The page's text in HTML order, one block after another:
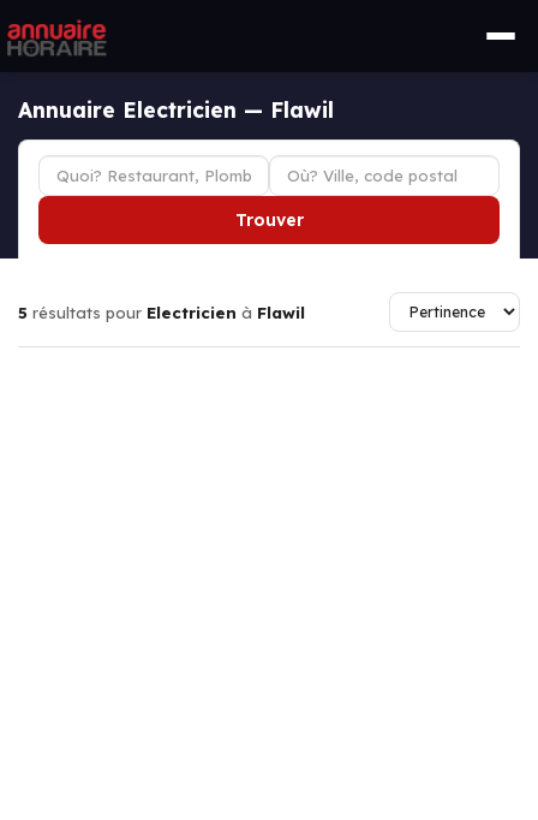
Annuaire Electricien — Flawil
Trouver
5 résultats pour Electricien à Flawil